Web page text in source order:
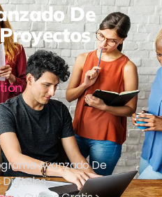
De
Avanzado De